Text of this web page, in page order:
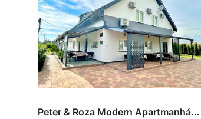
Peter & Roza Modern Apartmanhá...